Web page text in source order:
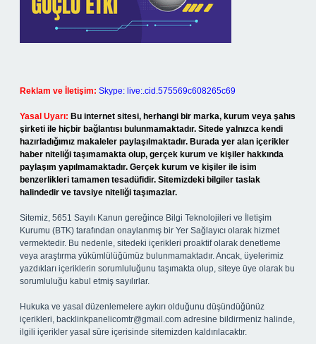
Reklam ve İletişim: Skype: live:.cid.575569c608265c69
Yasal Uyarı: Bu internet sitesi, herhangi bir marka, kurum veya şahıs
şirketi ile hiçbir bağlantısı bulunmamaktadır. Sitede yalnızca kendi
hazırladığımız makaleler paylaşılmaktadır. Burada yer alan içerikler
haber niteliği taşımamakta olup, gerçek kurum ve kişiler hakkında
paylaşım yapılmamaktadır. Gerçek kurum ve kişiler ile isim
benzerlikleri tamamen tesadüfidir. Sitemizdeki bilgiler taslak
halindedir ve tavsiye niteliği taşımazlar.
Sitemiz, 5651 Sayılı Kanun gereğince Bilgi Teknolojileri ve İletişim
Kurumu (BTK) tarafından onaylanmış bir Yer Sağlayıcı olarak hizmet
vermektedir. Bu nedenle, sitedeki içerikleri proaktif olarak denetleme
veya araştırma yükümlülüğümüz bulunmamaktadır. Ancak, üyelerimiz
yazdıkları içeriklerin sorumluluğunu taşımakta olup, siteye üye olarak bu
sorumluluğu kabul etmiş sayılırlar.
Hukuka ve yasal düzenlemelere aykırı olduğunu düşündüğünüz
içerikleri, backlinkpanelicomtr@gmail.com adresine bildirmeniz halinde,
ilgili içerikler yasal süre içerisinde sitemizden kaldırılacaktır.